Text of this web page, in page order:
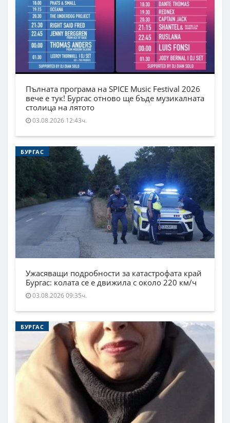
Пълната програма на SPICE Music Festival 2026
вече е тук! Бургас отново ще бъде музикалната
столица на лятото
03.08.2026 12:43ч.
БУРГАС
Ужасяващи подробности за катастрофата край
Бургас: колата се е движила с около 220 км/ч
03.08.2026 09:35ч.
БУРГАС